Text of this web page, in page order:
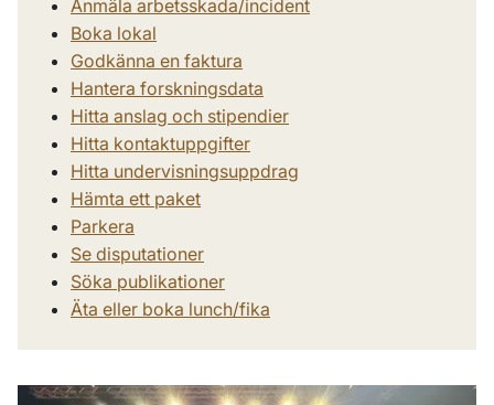
Anmäla arbetsskada/incident
Boka lokal
Godkänna en faktura
Hantera forskningsdata
Hitta anslag och stipendier
Hitta kontaktuppgifter
Hitta undervisningsuppdrag
Hämta ett paket
Parkera
Se disputationer
Söka publikationer
Äta eller boka lunch/fika